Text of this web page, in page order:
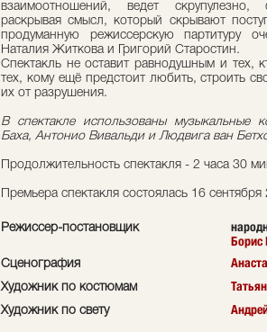
взаимоотношений, ведет
раскрывая смысл, который скрывают
продуманную режиссерскую партитуру
Наталия Житкова и Григорий Старостин.
Спектакль не оставит равнодушным и тех,
тех, кому ещё предстоит любить, строить
их от разрушения.
В спектакле использованы музыкальные
Баха, Антонио Вивальди и Людвига ван
Продолжительность спектакля - 2 часа 30
Премьера спектакля состоялась 16
Режиссер-постановщик
Борис
Сценография
Художник по костюмам
Художник по свету